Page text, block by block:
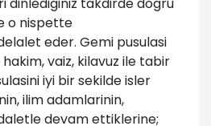
dinlediginiz takdirde dogru
o nispette
eder. Gemi pusulasi
vaiz, kilavuz ile tabir
iyi bir sekilde isler
ilim adamlarinin,
devam ettiklerine;